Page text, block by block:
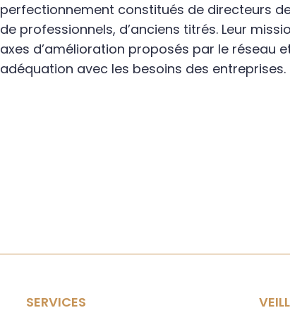
perfectionnement constitués de directeurs
de professionnels, d’anciens titrés. Leur
axes d’amélioration proposés par le réseau
adéquation avec les besoins des entreprises.
SERVICES